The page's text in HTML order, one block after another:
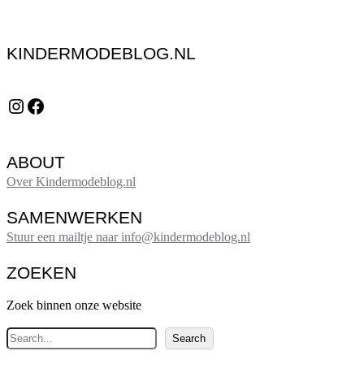
KINDERMODEBLOG.NL
Instagram Facebook
ABOUT
Over Kindermodeblog.nl
SAMENWERKEN
Stuur een mailtje naar info@kindermodeblog.nl
ZOEKEN
Zoek binnen onze website
Z
o
Search